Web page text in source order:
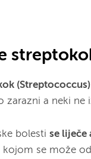
zarazni a neki ne
bolestise liječe
kojom se može